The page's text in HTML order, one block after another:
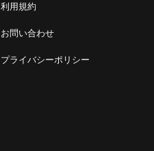
利用規約
お問い合わせ
プライバシーポリシー